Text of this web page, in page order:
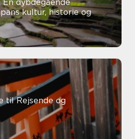
En dybdegående
kultur, historie og
til Rejsende og